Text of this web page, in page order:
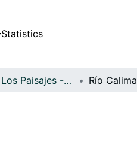
Statistics
APFFVC - Los Paisajes - Patrimonial Río Calima